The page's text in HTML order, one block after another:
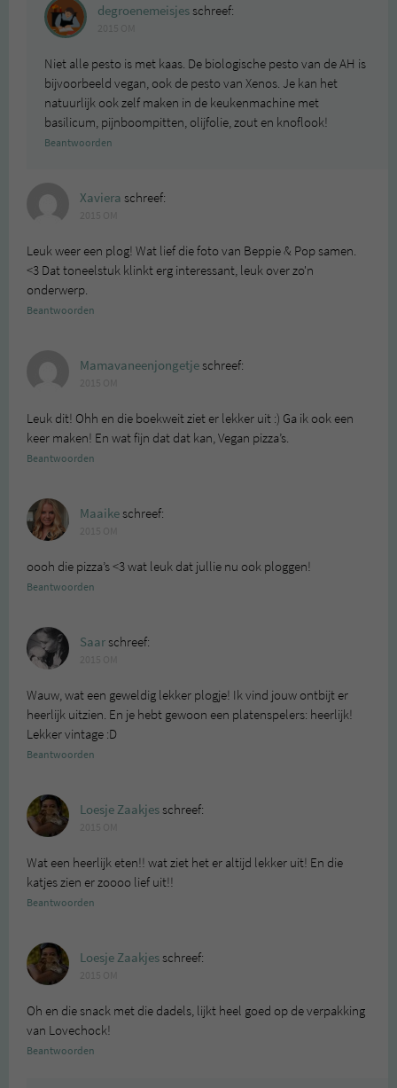
degroenemeisjesschreef:
Niet alle pesto is met kaas. De biologische pesto van de AH is
bijvoorbeeld vegan, ook de pesto van Xenos. Je kan het
natuurlijk ook zelf maken in de keukenmachine met
basilicum, pijnboompitten, olijfolie, zout en knoflook!
Beantwoorden
Xaviera schreef:
Leuk weer een plog! Wat lief die foto van Beppie & Pop samen.
<3 Dat toneelstuk klinkt erg interessant, leuk over zo'n
onderwerp.
Beantwoorden
Mamavaneenjongetjeschreef:
Leuk dit! Ohh en die boekweit ziet er lekker uit :) Ga ik ook een
keer maken! En wat fijn dat dat kan, Vegan pizza’s.
Beantwoorden
Maaikeschreef:
oooh die pizza’s <3 wat leuk dat jullie nu ook ploggen!
Beantwoorden
Saarschreef:
Wauw, wat een geweldig lekker plogje! Ik vind jouw ontbijt er
heerlijk uitzien. En je hebt gewoon een platenspelers: heerlijk!
Lekker vintage :D
Beantwoorden
Loesje Zaakjesschreef:
Wat een heerlijk eten!! wat ziet het er altijd lekker uit! En die
katjes zien er zoooo lief uit!!
Beantwoorden
Loesje Zaakjesschreef:
Oh en die snack met die dadels, lijkt heel goed op de verpakking
van Lovechock!
Beantwoorden